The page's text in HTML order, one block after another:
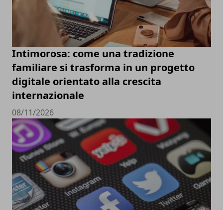
Intimorosa: come una tradizione
familiare si trasforma in un progetto
digitale orientato alla crescita
internazionale
08/11/2026